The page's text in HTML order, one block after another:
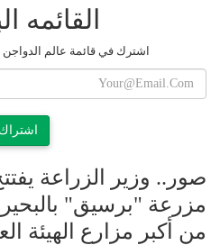
القائمه
اشترك في قائمة عالم الدواجن
اشتراك
صور.. وزير الزراعة
مزرعة "برسيق"
من أكبر مزارع الهيئة